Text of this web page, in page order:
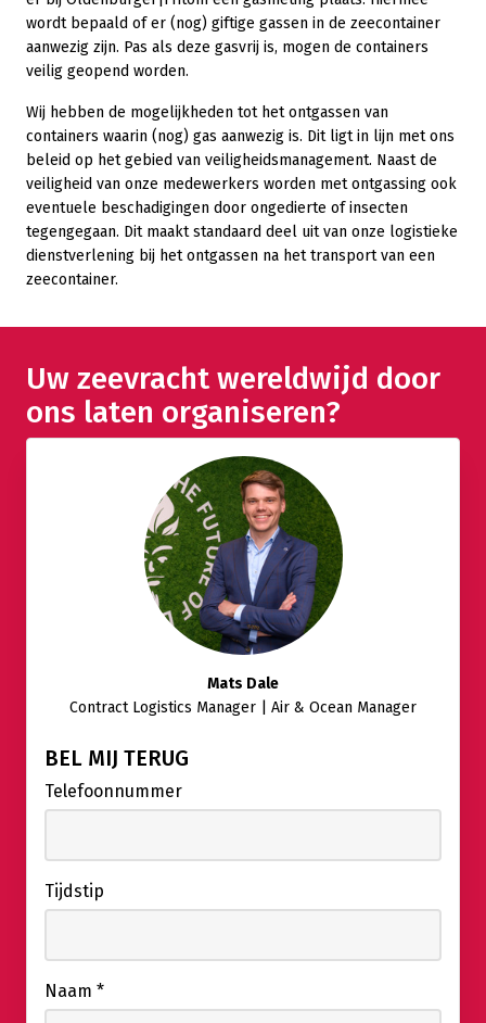
wordt bepaald of er (nog) giftige gassen in de zeecontainer
aanwezig zijn. Pas als deze gasvrij is, mogen de containers
veilig geopend worden.
Wij hebben de mogelijkheden tot het ontgassen van
containers waarin (nog) gas aanwezig is. Dit ligt in lijn met ons
beleid op het gebied van veiligheidsmanagement. Naast de
veiligheid van onze medewerkers worden met ontgassing ook
eventuele beschadigingen door ongedierte of insecten
tegengegaan. Dit maakt standaard deel uit van onze logistieke
dienstverlening bij het ontgassen na het transport van een
zeecontainer.
Uw zeevracht wereldwijd door
ons laten organiseren?
Mats Dale
Contract Logistics Manager | Air & Ocean Manager
BEL MIJ TERUG
Telefoonnummer
Tijdstip
Naam *